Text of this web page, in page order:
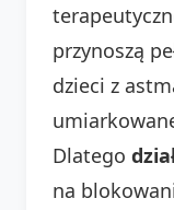
przynoszą
dzieci z
Dlatego
na